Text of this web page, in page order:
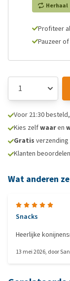
Herhaal
Profiteer
Pauzeer
Voor 21:30 besteld,
Kies zelfwaaren
Gratis verzending
Klanten
Wat anderen
Snacks
Heerlijke
13 mei 2026, door